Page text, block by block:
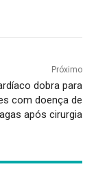
Próximo
dobra para
com doença de
após cirurgia